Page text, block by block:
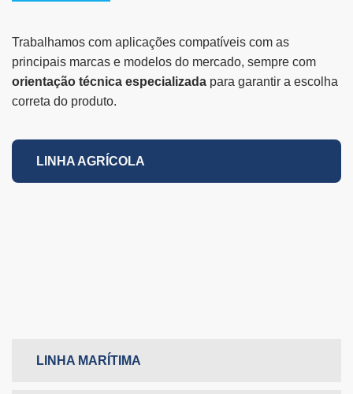
Trabalhamos com aplicações compatíveis com as
principais marcas e modelos do mercado, sempre com
orientação técnica especializada para garantir a escolha
correta do produto.
LINHA AGRÍCOLA
LINHA MARÍTIMA